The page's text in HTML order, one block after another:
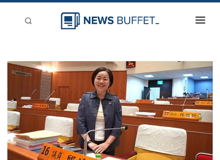
新聞稿分類
登入
刊登